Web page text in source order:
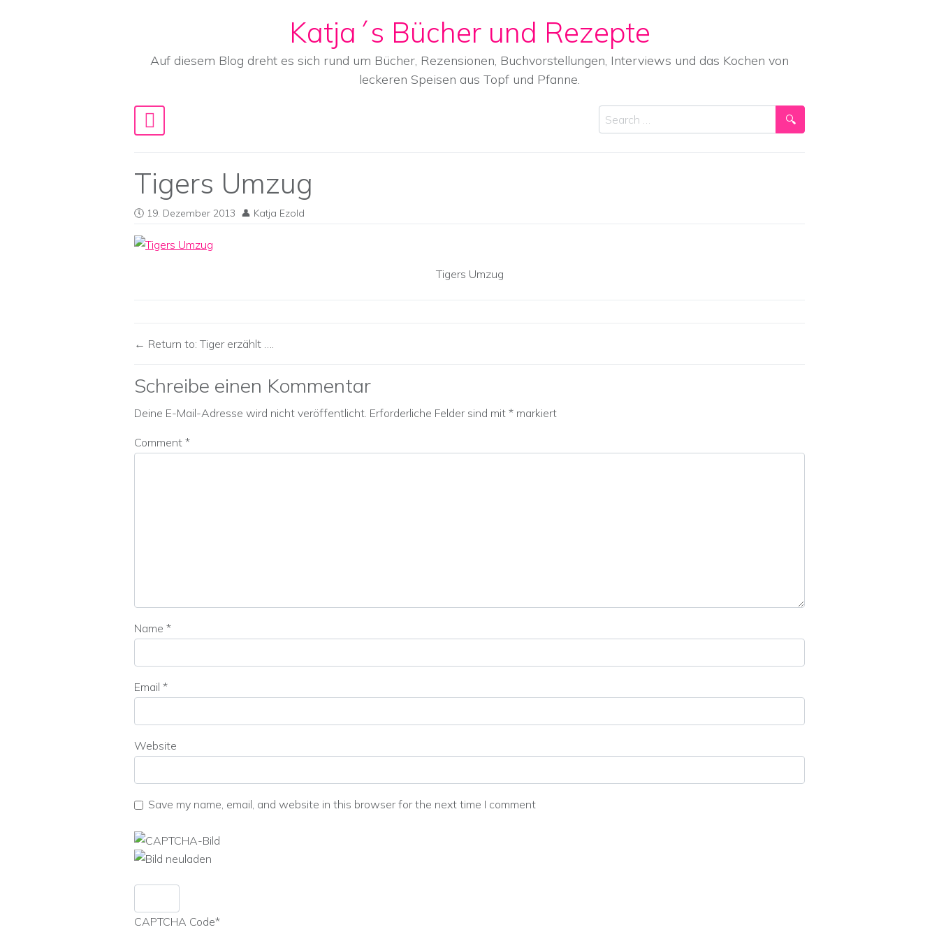
Katja´s Bücher und Rezepte
Auf diesem Blog dreht es sich rund um Bücher, Rezensionen, Buchvorstellungen, Interviews und das Kochen von
leckeren Speisen aus Topf und Pfanne.
Main Navigation
Search
Tigers Umzug
19. Dezember 2013 Katja Ezold
Tigers Umzug
Return to: Tiger erzählt ….
Schreibe einen Kommentar
Deine E-Mail-Adresse wird nicht veröffentlicht. Erforderliche Felder sind mit * markiert
Comment *
Name *
Email *
Website
Save my name, email, and website in this browser for the next time I comment
CAPTCHA Code*